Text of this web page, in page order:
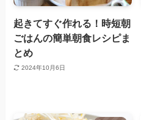
起きてすぐ作れる！時短朝
ごはんの簡単朝食レシピま
とめ
2024年10月6日